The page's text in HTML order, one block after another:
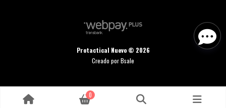
Protactical Nuevo © 2026
Creado porBsale
0